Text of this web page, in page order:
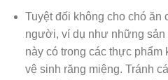
Tuyệt đối không cho chó ăn
người, ví dụ như những
này có trong các thực
vệ sinh răng miệng. Tránh